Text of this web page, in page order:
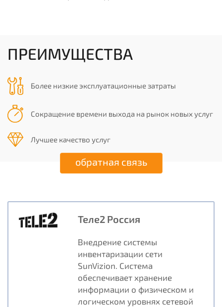
ПРЕИМУЩЕСТВА
Более низкие эксплуатационные затраты
Сокращение времени выхода на рынок новых услуг
Лучшее качество услуг
Cвяжитесь
обратная связь
Клиенты Теле2 Россия
Внедрение системы
инвентаризации сети
SunVizion. Система
обеспечивает хранение
информации о физическом и
логическом уровнях сетевой